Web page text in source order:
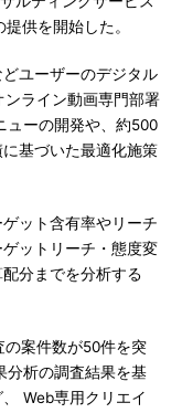
供を開始した。
ユーザーのデジタル
ンライン動画専門部署
ューの開発や、約500
基づいた最適化施策
ット含有率やリーチ
ットリーチ・態度変
分までを分析する
案件数が50件を突
分析の調査結果を基
Web専用クリエイ